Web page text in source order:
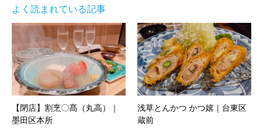
よく読まれている記事
【閉店】割烹〇髙（丸高）｜
墨田区本所
浅草とんかつ かつ嬉｜台東区
蔵前